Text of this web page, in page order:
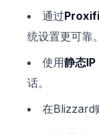
通过
统设置更可靠。
使用静态IP
话。
在Blizzard